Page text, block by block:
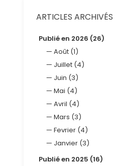
ARTICLES ARCHIVÉS
Publié en 2026 (26)
Août (1)
Juillet (4)
Juin (3)
Mai (4)
Avril (4)
Mars (3)
Fevrier (4)
Janvier (3)
Publié en 2025 (16)